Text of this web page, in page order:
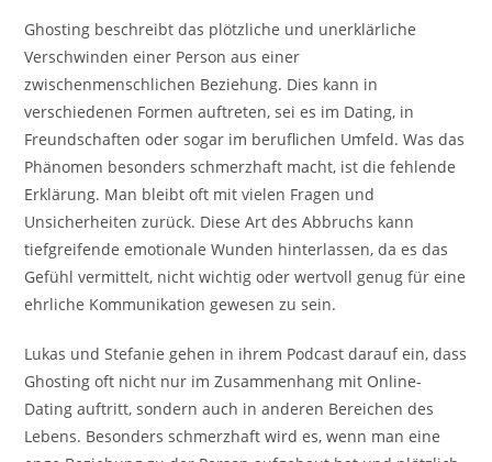
Ghosting beschreibt das plötzliche und unerklärliche
Verschwinden einer Person aus einer
zwischenmenschlichen Beziehung. Dies kann in
verschiedenen Formen auftreten, sei es im Dating, in
Freundschaften oder sogar im beruflichen Umfeld. Was das
Phänomen besonders schmerzhaft macht, ist die fehlende
Erklärung. Man bleibt oft mit vielen Fragen und
Unsicherheiten zurück. Diese Art des Abbruchs kann
tiefgreifende emotionale Wunden hinterlassen, da es das
Gefühl vermittelt, nicht wichtig oder wertvoll genug für eine
ehrliche Kommunikation gewesen zu sein.
Lukas und Stefanie gehen in ihrem Podcast darauf ein, dass
Ghosting oft nicht nur im Zusammenhang mit Online-
Dating auftritt, sondern auch in anderen Bereichen des
Lebens. Besonders schmerzhaft wird es, wenn man eine